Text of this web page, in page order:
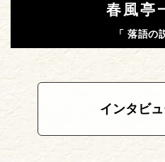
春風亭
「 落語の
インタビ